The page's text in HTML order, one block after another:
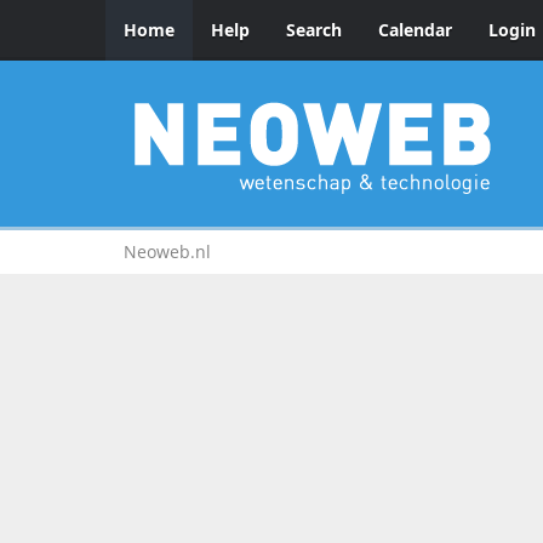
Home Help Search Calendar Login
Neoweb.nl